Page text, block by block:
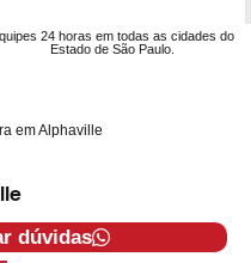
24 horas em todas as cidades do
Estado de São Paulo.
em Alphaville
dúvidas